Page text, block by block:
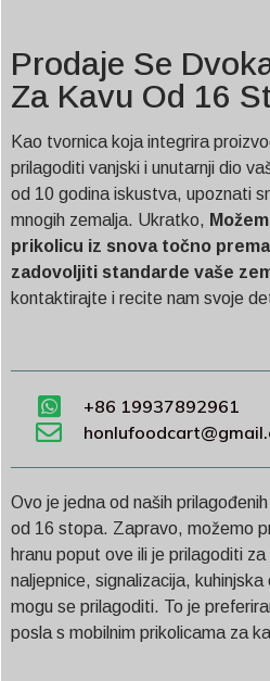
Prodaje Se
Za Kavu Od 16
Kao tvornica koja integrira
prilagoditi vanjski i unutarnji dio
od 10 godina iskustva, upoznati
mnogih zemalja. Ukratko,
prikolicu iz snova točno
zadovoljiti standarde vaše
kontaktirajte i recite nam svoje
+86 19937892961
Ovo je jedna od naših
od 16 stopa. Zapravo, možemo
hranu poput ove ili je prilagoditi
naljepnice, signalizacija,
mogu se prilagoditi. To je
posla s mobilnim prikolicama za